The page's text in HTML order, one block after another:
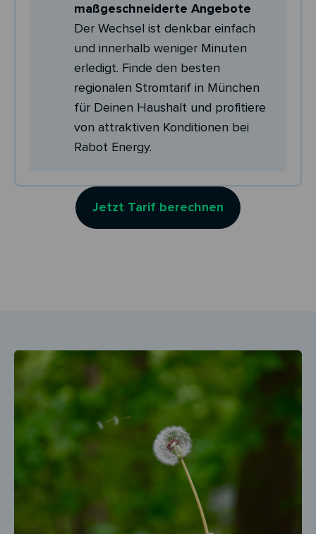
maßgeschneiderte Angebote
Der Wechsel ist denkbar einfach
und innerhalb weniger Minuten
erledigt. Finde den besten
regionalen Stromtarif in München
für Deinen Haushalt und profitiere
von attraktiven Konditionen bei
Rabot Energy.
Jetzt Tarif berechnen